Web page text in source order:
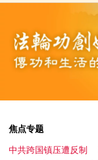
焦点专题
中共跨国镇压遭反制